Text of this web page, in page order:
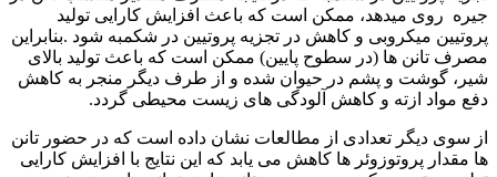
جیره روی میدهد، ممکن است که باعث افزایش کارایی تولید
پروتیین میکروبی و کاهش در تجزیه پروتیین در شکمبه شود .بنابراین
مصرف تانن ها (در سطوح پایین) ممکن است که باعث تولید بالای
شیر، گوشت و پشم در حیوان شده و از طرف دیگر منجر به کاهش
دفع مواد ازته و کاهش آلودگی های زیست محیطی گردد.
از سوی دیگر تعدادی از مطالعات نشان داده است که در حضور تانن
ها مقدار پروتوزوئر ها کاهش می یابد که این نتایج با افزایش کارایی